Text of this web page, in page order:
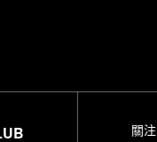
關注